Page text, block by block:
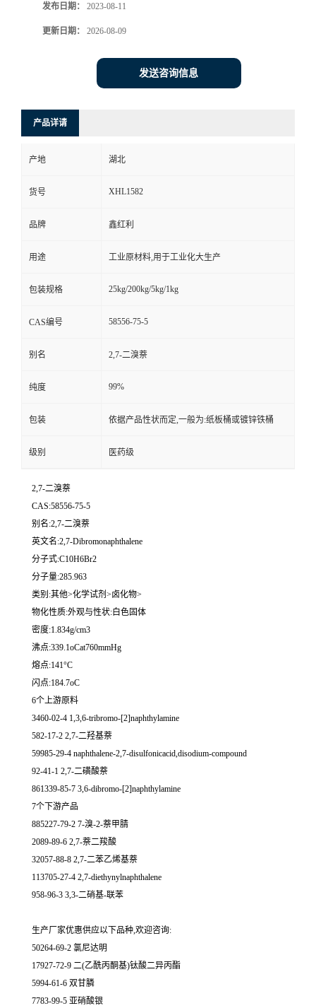
发布日期： 2023-08-11
更新日期： 2026-08-09
发送咨询信息
产品详请
产地 湖北
货号 XHL1582
品牌 鑫红利
用途 工业原材料,用于工业化大生产
包装规格 25kg/200kg/5kg/1kg
CAS编号 58556-75-5
别名 2,7-二溴萘
纯度 99%
包装 依据产品性状而定,一般为:纸板桶或镀锌铁桶
级别 医药级
2,7-二溴萘
CAS:58556-75-5
别名:2,7-二溴萘
英文名:2,7-Dibromonaphthalene
分子式:C10H6Br2
分子量:285.963
类别:其他>化学试剂>卤化物>
物化性质:外观与性状:白色固体
密度:1.834g/cm3
沸点:339.1oCat760mmHg
熔点:141°C
闪点:184.7oC
6个上游原料
3460-02-4 1,3,6-tribromo-[2]naphthylamine
582-17-2 2,7-二羟基萘
59985-29-4 naphthalene-2,7-disulfonicacid,disodium-compound
92-41-1 2,7-二磺酸萘
861339-85-7 3,6-dibromo-[2]naphthylamine
7个下游产品
885227-79-2 7-溴-2-萘甲腈
2089-89-6 2,7-萘二羧酸
32057-88-8 2,7-二苯乙烯基萘
113705-27-4 2,7-diethynylnaphthalene
958-96-3 3,3-二硝基-联苯
生产厂家优惠供应以下品种,欢迎咨询:
50264-69-2 氯尼达明
17927-72-9 二(乙酰丙酮基)钛酸二异丙酯
5994-61-6 双甘膦
7783-99-5 亚硝酸银